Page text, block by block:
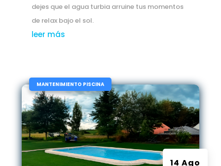
dejes que el agua turbia arruine tus momentos
de relax bajo el sol.
leer más
14 Ago
| MANTENIMIENTO PISCINA